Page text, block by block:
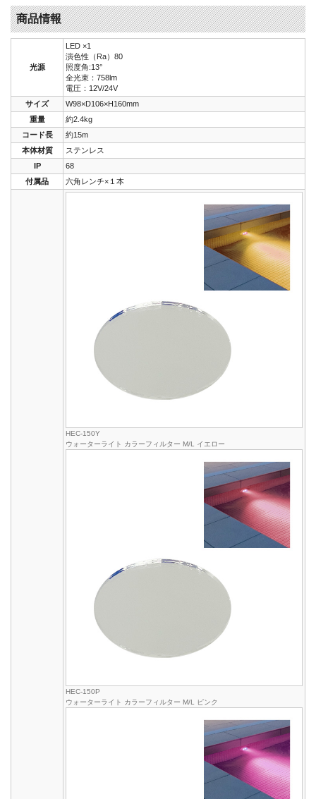
商品情報
光源
LED ×1
演色性（Ra）80
照度角:13°
全光束：758lm
電圧：12V/24V
サイズ
W98×D106×H160mm
重量
約2.4kg
コード長
約15m
本体材質
ステンレス
IP
68
付属品
六角レンチ×１本
HEC-150Y
ウォーターライト カラーフィルター M/L イエロー
HEC-150P
ウォーターライト カラーフィルター M/L ピンク